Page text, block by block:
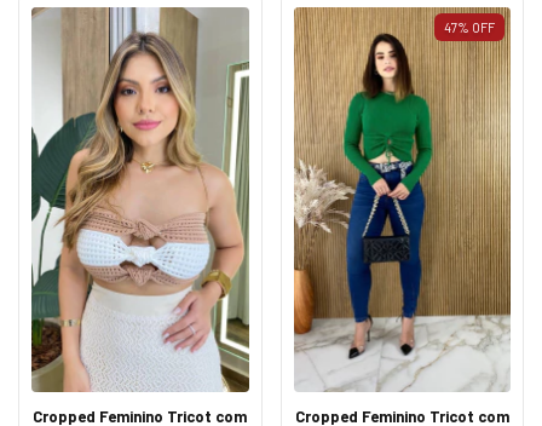
Cropped Feminino Tricot com
47% OFF
Cropped Feminino Tricot com